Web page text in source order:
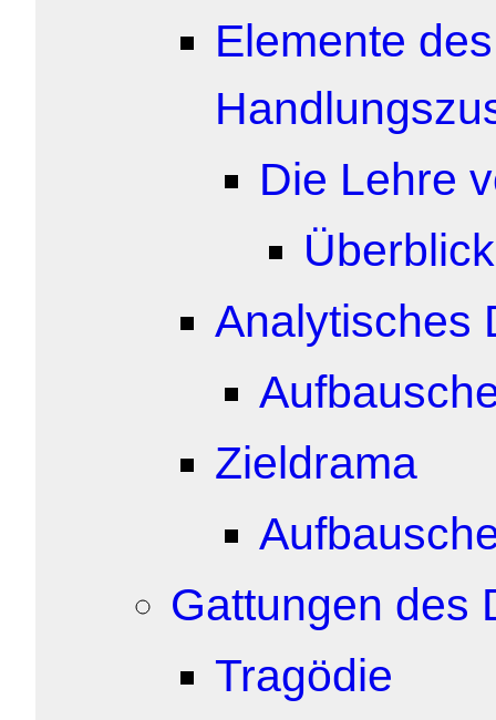
Elemente des
Die Lehre
Überblick
Analytisches
Zieldrama
Gattungen des
Tragödie